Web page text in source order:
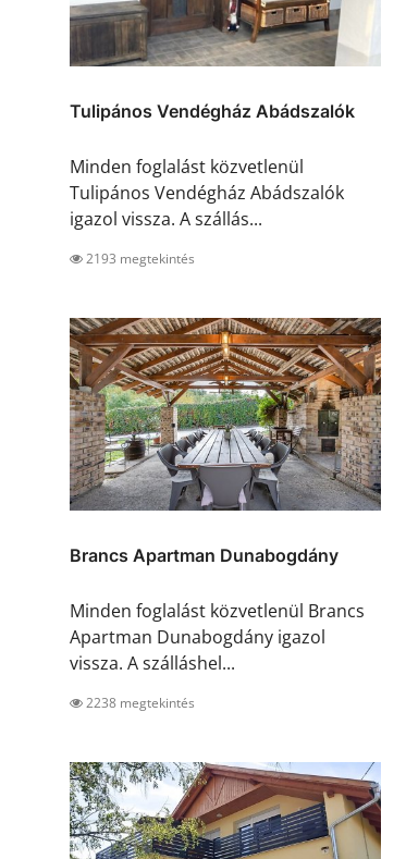
Tulipános Vendégház Abádszalók
Minden foglalást közvetlenül
Tulipános Vendégház Abádszalók
igazol vissza. A szállás...
2193 megtekintés
Brancs Apartman Dunabogdány
Minden foglalást közvetlenül Brancs
Apartman Dunabogdány igazol
vissza. A szálláshel...
2238 megtekintés